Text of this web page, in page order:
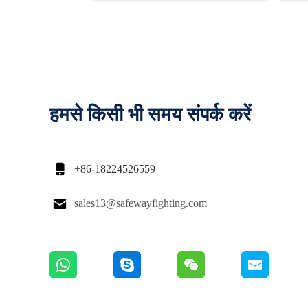
हमसे किसी भी समय संपर्क करें
 +86-18224526559
 sales13@safewayfighting.com